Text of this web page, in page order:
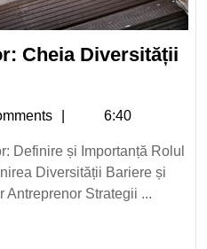
Cheia Diversității
6:40
Definire și Importanță Rolul
Diversității Bariere și
Antreprenor Strategii ...